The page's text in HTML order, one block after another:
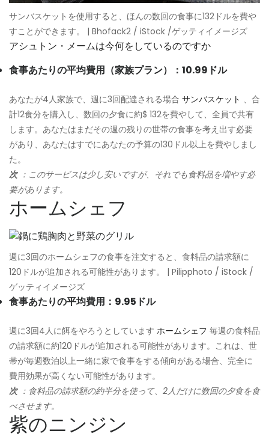
サンバスケットを使用すると、ほんの数回の食事に132ドルを費や
すことができます。 | Bhofack2 / iStock /ゲッティイメージズ
アシュトン・メームは今何をしているのですか
食事あたりの平均費用（家族プラン）：10.99ドル
あなたが4人家族で、週に3回配達される場合 サンバスケット 、合
計12食分を購入し、数回の夕食に約$ 132を費やして、全員で共有
します。あなたはまだその週の残りの世帯の食事を考え出す必要
があり、あなたはすでにあなたの予算の130ドル以上を費やしまし
た。
次 ：このサービスは少し安いですが、それでも食料品を増やす必
要があります。
ホームシェフ
週に3回のホームシェフの食事を注文すると、食料品の請求額に
120ドルが追加される可能性があります。 | Pilipphoto / iStock /
ゲッティイメージズ
食事あたりの平均費用：9.95ドル
週に3回4人に餌をやろうとしています ホームシェフ 毎週の食料品
の請求額に約120ドルが追加される可能性があります。これは、世
帯が毎週数泊以上一緒に家で食事をする傾向がある場合、完全に
費用効果が高くない可能性があります。
次 ：食料品の請求額の約半分を使って、2人だけに数回の夕食を食
べさせます。
紫のニンジン